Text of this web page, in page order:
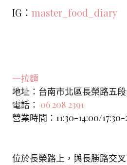
IG： master_food_diary
一拉麵
地址：台南市北區長榮路五段
電話： 06 208 2391
營業時間：11:30-14:00/
位於長榮路上，與長勝路交